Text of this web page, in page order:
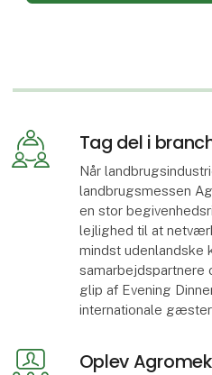
Tag del i
Når
landbrugsmessen
en stor
lejlighed til at
mindst udenlandske
samarbejdspartnere
glip af Evening
internationale
Oplev